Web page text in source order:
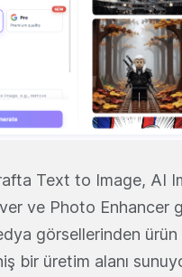
Text to Image, AI
ve Photo Enhancer
görsellerinden ürün
bir üretim alanı